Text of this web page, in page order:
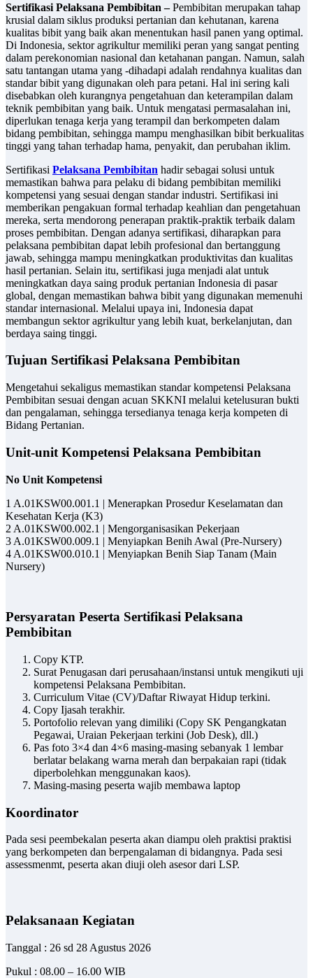
Sertifikasi Pelaksana Pembibitan –Pembibitan merupakan tahap
krusial dalam siklus produksi pertanian dan kehutanan, karena
kualitas bibit yang baik akan menentukan hasil panen yang optimal.
Di Indonesia, sektor agrikultur memiliki peran yang sangat penting
dalam perekonomian nasional dan ketahanan pangan. Namun, salah
satu tantangan utama yang -dihadapi adalah rendahnya kualitas dan
standar bibit yang digunakan oleh para petani. Hal ini sering kali
disebabkan oleh kurangnya pengetahuan dan keterampilan dalam
teknik pembibitan yang baik. Untuk mengatasi permasalahan ini,
diperlukan tenaga kerja yang terampil dan berkompeten dalam
bidang pembibitan, sehingga mampu menghasilkan bibit berkualitas
tinggi yang tahan terhadap hama, penyakit, dan perubahan iklim.
Sertifikasi Pelaksana Pembibitan hadir sebagai solusi untuk
memastikan bahwa para pelaku di bidang pembibitan memiliki
kompetensi yang sesuai dengan standar industri. Sertifikasi ini
memberikan pengakuan formal terhadap keahlian dan pengetahuan
mereka, serta mendorong penerapan praktik-praktik terbaik dalam
proses pembibitan. Dengan adanya sertifikasi, diharapkan para
pelaksana pembibitan dapat lebih profesional dan bertanggung
jawab, sehingga mampu meningkatkan produktivitas dan kualitas
hasil pertanian. Selain itu, sertifikasi juga menjadi alat untuk
meningkatkan daya saing produk pertanian Indonesia di pasar
global, dengan memastikan bahwa bibit yang digunakan memenuhi
standar internasional. Melalui upaya ini, Indonesia dapat
membangun sektor agrikultur yang lebih kuat, berkelanjutan, dan
berdaya saing tinggi.
Tujuan Sertifikasi Pelaksana Pembibitan
Mengetahui sekaligus memastikan standar kompetensi Pelaksana
Pembibitan sesuai dengan acuan SKKNI melalui ketelusuran bukti
dan pengalaman, sehingga tersedianya tenaga kerja kompeten di
Bidang Pertanian.
Unit-unit Kompetensi Pelaksana Pembibitan
No Unit Kompetensi
1 A.01KSW00.001.1 | Menerapkan Prosedur Keselamatan dan
Kesehatan Kerja (K3)
2 A.01KSW00.002.1 | Mengorganisasikan Pekerjaan
3 A.01KSW00.009.1 | Menyiapkan Benih Awal (Pre-Nursery)
4 A.01KSW00.010.1 | Menyiapkan Benih Siap Tanam (Main
Nursery)
Persyaratan Peserta Sertifikasi Pelaksana
Pembibitan
Copy KTP.
Surat Penugasan dari perusahaan/instansi untuk mengikuti uji
kompetensi Pelaksana Pembibitan.
Curriculum Vitae (CV)/Daftar Riwayat Hidup terkini.
Copy Ijasah terakhir.
Portofolio relevan yang dimiliki (Copy SK Pengangkatan
Pegawai, Uraian Pekerjaan terkini (Job Desk), dll.)
Pas foto 3×4 dan 4×6 masing-masing sebanyak 1 lembar
berlatar belakang warna merah dan berpakaian rapi (tidak
diperbolehkan menggunakan kaos).
Masing-masing peserta wajib membawa laptop
Koordinator
Pada sesi peembekalan peserta akan diampu oleh praktisi praktisi
yang berkompeten dan berpengalaman di bidangnya. Pada sesi
assessmenmt, peserta akan diuji oleh asesor dari LSP.
Pelaksanaan Kegiatan
Tanggal : 26 sd 28 Agustus 2026
Pukul : 08.00 – 16.00 WIB